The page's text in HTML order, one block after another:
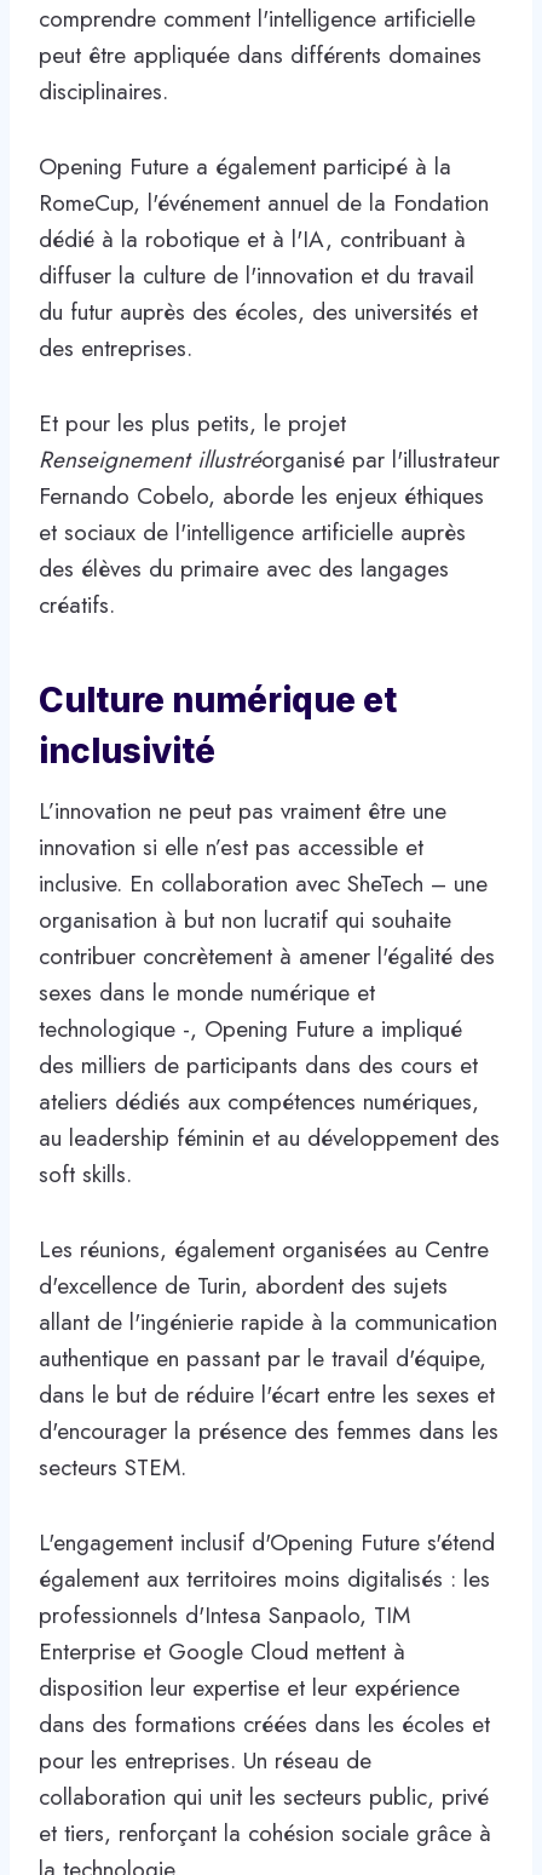
comprendre comment l'intelligence artificielle
peut être appliquée dans différents domaines
disciplinaires.
Opening Future a également participé à la
RomeCup, l'événement annuel de la Fondation
dédié à la robotique et à l'IA, contribuant à
diffuser la culture de l'innovation et du travail
du futur auprès des écoles, des universités et
des entreprises.
Et pour les plus petits, le projet
Renseignement illustréorganisé par l'illustrateur
Fernando Cobelo, aborde les enjeux éthiques
et sociaux de l'intelligence artificielle auprès
des élèves du primaire avec des langages
créatifs.
Culture numérique et
inclusivité
L’innovation ne peut pas vraiment être une
innovation si elle n’est pas accessible et
inclusive. En collaboration avec SheTech – une
organisation à but non lucratif qui souhaite
contribuer concrètement à amener l'égalité des
sexes dans le monde numérique et
technologique -, Opening Future a impliqué
des milliers de participants dans des cours et
ateliers dédiés aux compétences numériques,
au leadership féminin et au développement des
soft skills.
Les réunions, également organisées au Centre
d'excellence de Turin, abordent des sujets
allant de l'ingénierie rapide à la communication
authentique en passant par le travail d'équipe,
dans le but de réduire l'écart entre les sexes et
d'encourager la présence des femmes dans les
secteurs STEM.
L'engagement inclusif d'Opening Future s'étend
également aux territoires moins digitalisés : les
professionnels d'Intesa Sanpaolo, TIM
Enterprise et Google Cloud mettent à
disposition leur expertise et leur expérience
dans des formations créées dans les écoles et
pour les entreprises. Un réseau de
collaboration qui unit les secteurs public, privé
et tiers, renforçant la cohésion sociale grâce à